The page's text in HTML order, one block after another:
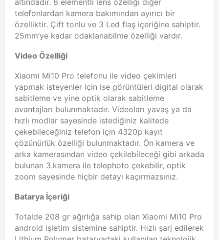
telefonlardan kamera bakımından ayırıcı bir
özelliktir. Çift tonlu ve 3 Led flaş içeriğine sahiptir.
25mm’ye kadar odaklanabilme özelliği vardır.
Video Özelliği
Xiaomi Mi10 Pro telefonu ile video çekimleri
yapmak isteyenler için ise görüntüleri digital olarak
sabitleme ve yine optik olarak sabitleme
avantajları bulunmaktadır. Videoları yavaş ya da
hızlı modlar sayesinde istediğiniz kalitede
çekebileceğiniz telefon için 4320p kayıt
çözünürlük özelliği bulunmaktadır. Ön kamera ve
arka kamerasından video çekilebileceği gibi arkada
bulunan 3.kamera ile telephoto çekebilir, optik
zoom sayesinde hiçbir detayı kaçırmazsınız.
Batarya İçeriği
Totalde 208 gr ağırlığa sahip olan Xiaomi Mi10 Pro
android işletim sistemine sahiptir. Hızlı şarj edilerek